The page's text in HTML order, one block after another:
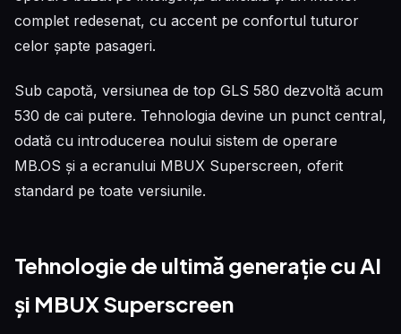
complet redesenat, cu accent pe confortul tuturor
celor șapte pasageri.
Sub capotă, versiunea de top GLS 580 dezvoltă acum
530 de cai putere. Tehnologia devine un punct central,
odată cu introducerea noului sistem de operare
MB.OS și a ecranului MBUX Superscreen, oferit
standard pe toate versiunile.
Tehnologie de ultimă generație cu AI
și MBUX Superscreen